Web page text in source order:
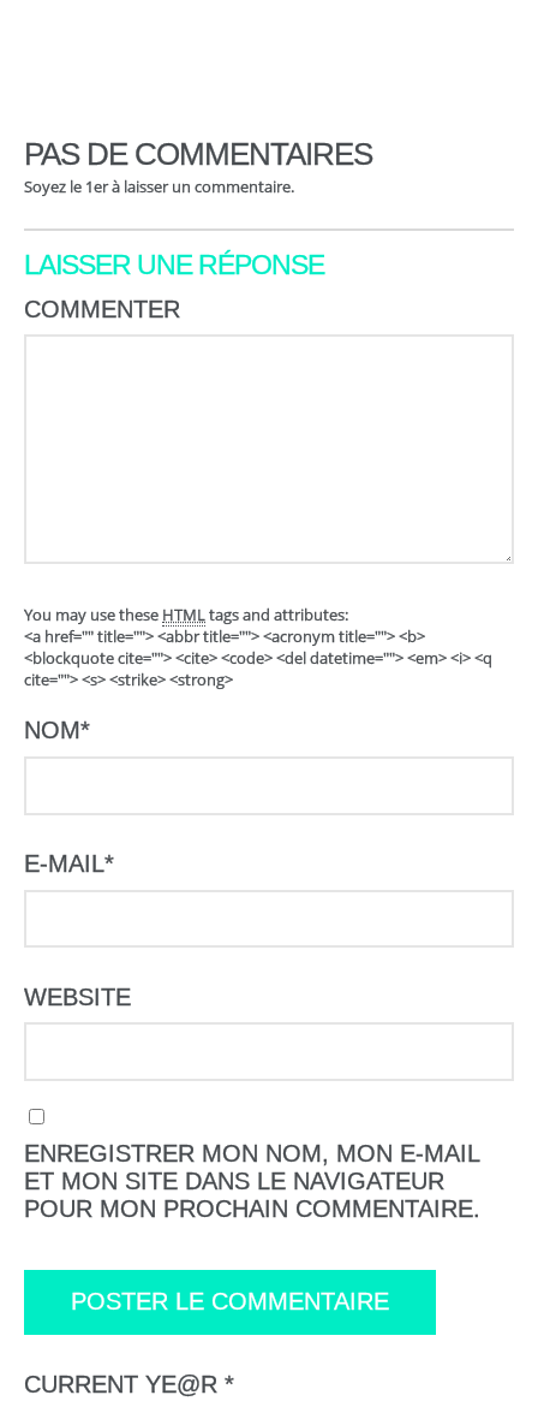
PAS DE COMMENTAIRES
Soyez le 1er à laisser un commentaire.
LAISSER UNE RÉPONSE
COMMENTER
You may use these HTML tags and attributes:
<a href="" title=""> <abbr title=""> <acronym title=""> <b>
<blockquote cite=""> <cite> <code> <del datetime=""> <em> <i> <q
cite=""> <s> <strike> <strong>
NOM*
E-MAIL*
WEBSITE
ENREGISTRER MON NOM, MON E-MAIL
ET MON SITE DANS LE NAVIGATEUR
POUR MON PROCHAIN COMMENTAIRE.
CURRENT YE@R *